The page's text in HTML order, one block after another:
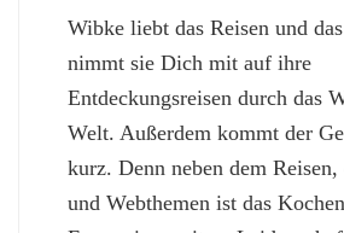
Wibke liebt das Reisen und
nimmt sie Dich mit auf ihre
Entdeckungsreisen durch das
Welt. Außerdem kommt der
kurz. Denn neben dem
und Webthemen ist das